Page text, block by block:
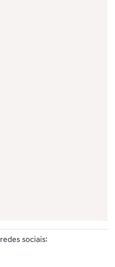
sociais: